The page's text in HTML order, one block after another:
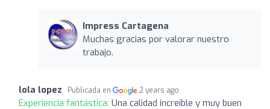
Impress Cartagena
Muchas gracias por valorar nuestro
trabajo.
lola lopez Publicada en 2 years ago
Experiencia fantástica: Una calidad increíble y muy buen